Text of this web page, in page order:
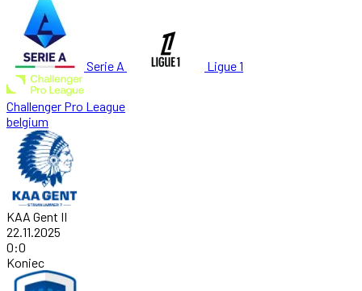
Serie A Ligue 1
Challenger Pro League
belgium
KAA Gent II
22.11.2025
0:0
Koniec